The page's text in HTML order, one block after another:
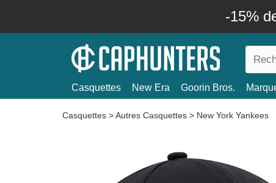
-15%
Casquettes New Era Goorin Bros.
Casquettes >Autres Casquettes > New York Yankees